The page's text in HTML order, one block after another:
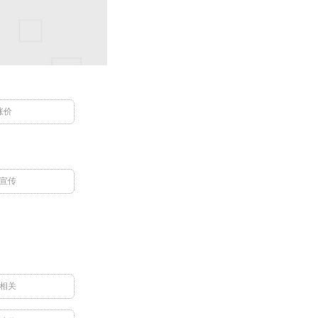
价
传
关